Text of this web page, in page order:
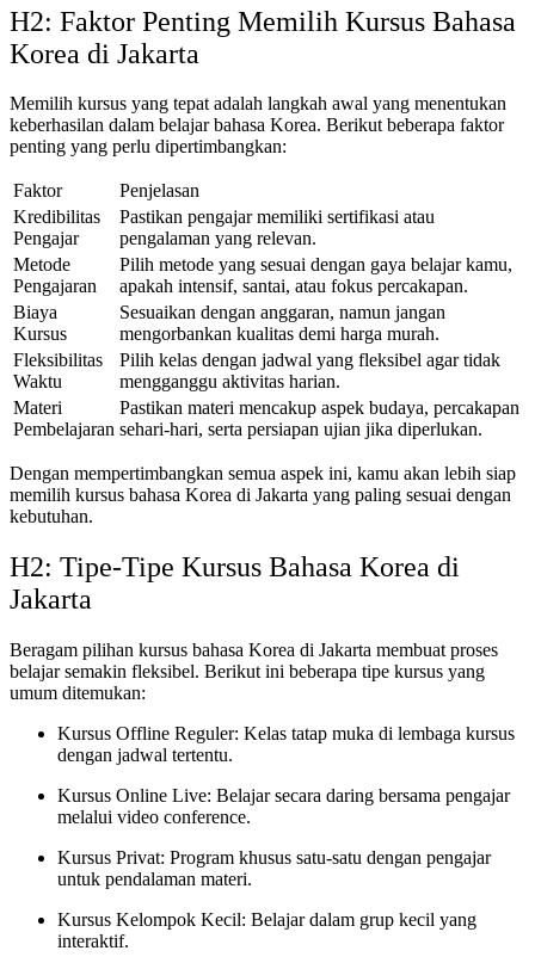
H2: Faktor Penting Memilih Kursus Bahasa
Korea di Jakarta
Memilih kursus yang tepat adalah langkah awal yang menentukan
keberhasilan dalam belajar bahasa Korea. Berikut beberapa faktor
penting yang perlu dipertimbangkan:
Faktor
Penjelasan
Kredibilitas
Pengajar
Pastikan pengajar memiliki sertifikasi atau
pengalaman yang relevan.
Metode
Pengajaran
Pilih metode yang sesuai dengan gaya belajar kamu,
apakah intensif, santai, atau fokus percakapan.
Biaya
Kursus
Sesuaikan dengan anggaran, namun jangan
mengorbankan kualitas demi harga murah.
Fleksibilitas
Waktu
Pilih kelas dengan jadwal yang fleksibel agar tidak
mengganggu aktivitas harian.
Materi
Pembelajaran
Pastikan materi mencakup aspek budaya, percakapan
sehari-hari, serta persiapan ujian jika diperlukan.
Dengan mempertimbangkan semua aspek ini, kamu akan lebih siap
memilih kursus bahasa Korea di Jakarta yang paling sesuai dengan
kebutuhan.
H2: Tipe-Tipe Kursus Bahasa Korea di
Jakarta
Beragam pilihan kursus bahasa Korea di Jakarta membuat proses
belajar semakin fleksibel. Berikut ini beberapa tipe kursus yang
umum ditemukan:
Kursus Offline Reguler: Kelas tatap muka di lembaga kursus
dengan jadwal tertentu.
Kursus Online Live: Belajar secara daring bersama pengajar
melalui video conference.
Kursus Privat: Program khusus satu-satu dengan pengajar
untuk pendalaman materi.
Kursus Kelompok Kecil: Belajar dalam grup kecil yang
interaktif.